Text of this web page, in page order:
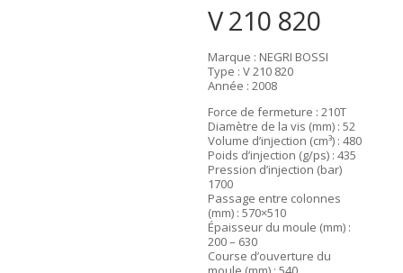
V 210 820
Marque : NEGRI BOSSI
Type : V 210 820
Année : 2008
Force de fermeture : 210T
Diamètre de la vis (mm) : 52
Volume d’injection (cm³) : 480
Poids d’injection (g/ps) : 435
Pression d’injection (bar)
1700
Passage entre colonnes
(mm) : 570×510
Épaisseur du moule (mm) :
200 – 630
Course d’ouverture du